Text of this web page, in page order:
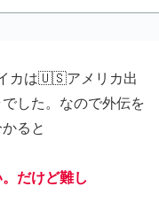
カは🇺🇸アメリカ出
した。なので外伝を
ると
だけど難し